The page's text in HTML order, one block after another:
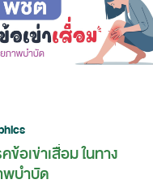
ข้อเข่าเสื่อม ในทาง
บำบัด